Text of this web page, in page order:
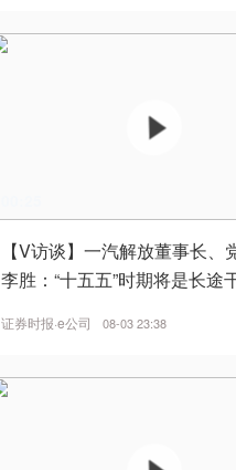
【V访谈】一汽解放董事长、
李胜：“十五五”时期将是长途
证券时报·e公司 08-03 23:38